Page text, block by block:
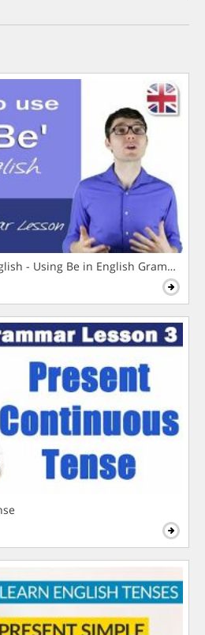
- Using Be in English Grammar